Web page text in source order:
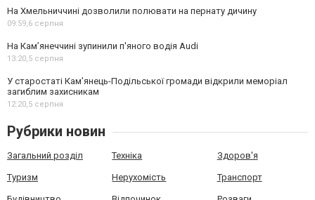
На Хмельниччині дозволили полювати на пернату дичину
09:59,6 серпня
На Камʼянеччині зупинили п'яного водія Audi
13:20,5 серпня
У старостаті Кам’янець-Подільської громади відкрили меморіал
загиблим захисникам
12:20,5 серпня
Рубрики новин
Загальний розділ Техніка Здоров'я
Туризм Нерухомість Транспорт